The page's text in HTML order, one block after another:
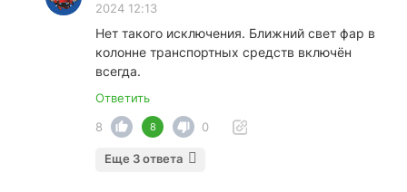
2024 12:13
Нет такого исключения. Ближний свет фар в
колонне транспортных средств включён
всегда.
Ответить
8
8 0
Еще 3 ответа